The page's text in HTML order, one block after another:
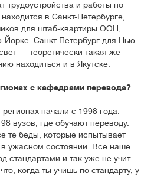
трудоустройства и работы по
в Санкт-Петербурге,
для штаб-квартиры ООН,
Йорке. Санкт-Петербург для Нью-
— теоретически такая же
находиться и в Якутске.
с кафедрами перевода?
начали с 1998 года.
вузов, где обучают переводу.
те беды, которые испытывает
ужасном состоянии. Все наше
стандартами и так уже не учит
когда ты учишь по стандарту, у